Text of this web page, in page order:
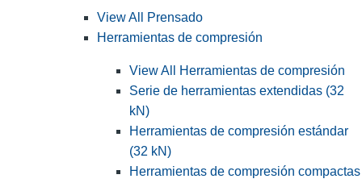
View All Prensado
Herramientas de compresión
View All Herramientas de compresión
Serie de herramientas extendidas (32
kN)
Herramientas de compresión estándar
(32 kN)
Herramientas de compresión compactas